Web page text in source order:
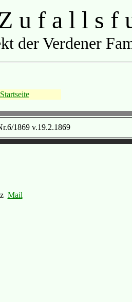
u f a l l s f
der Verdener
1869 v.19.2.1869
Mail